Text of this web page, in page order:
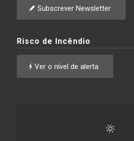
Subscrever Newsletter
Risco de Incêndio
Ver o nível de alerta